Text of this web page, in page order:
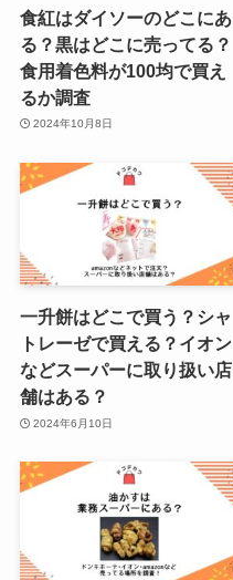
食紅はダイソーのどこにあ
る？黒はどこに売ってる？
食用着色料が100均で買え
るか調査
2024年10月8日
一升餅はどこで買う？シャ
トレーゼで買える？イオン
などスーパーに取り扱い店
舗はある？
2024年6月10日